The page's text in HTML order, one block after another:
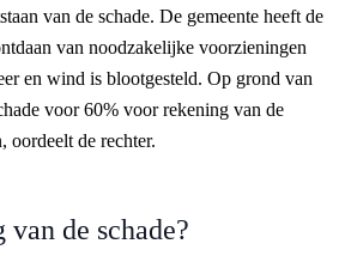
van de schade. De gemeente heeft de
van noodzakelijke voorzieningen
en wind is blootgesteld. Op grond van
voor 60% voor rekening van de
oordeelt de rechter.
de schade?